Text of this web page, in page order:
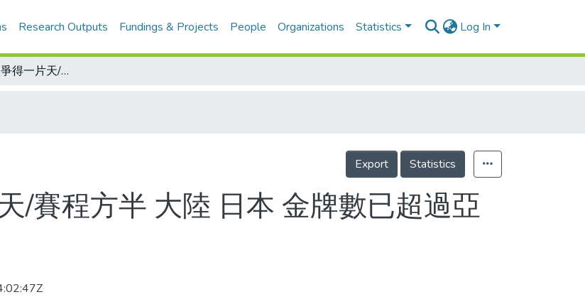
Research Outputs Fundings & Projects People Organizations Statistics Log In
亞洲選手耀眼爭得一片天/賽程方半 大陸 日本 金牌數已超過亞特蘭大奧運
Export Statistics
/賽程方半 大陸 日本 金牌數已超過亞